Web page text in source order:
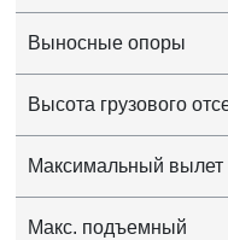
Выносные опоры
Высота грузового
Максимальный вылет
Макс. подъемный